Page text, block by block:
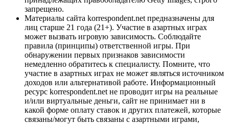
запрещено.
Материалы сайта korrespondent.net предназначены для
лиц старше 21 года (21+). Участие в азартных играх
может вызвать игровую зависимость. Соблюдайте
правила (принципы) ответственной игры. При
обнаружении первых признаков зависимости
немедленно обратитесь к специалисту. Помните, что
участие в азартных играх не может являться источником
доходов или альтернативой работе. Информационный
ресурс korrespondent.net не проводит игры на реальные
и/или виртуальные деньги, сайт не принимает ни в
какой форме оплату ставок и других платежей, которые
связаны/могут быть связаны с азартными играми,